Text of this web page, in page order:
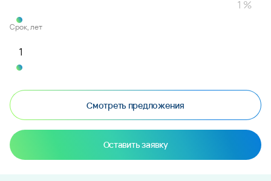
Срок, лет
Смотреть предложения
Оставить заявку